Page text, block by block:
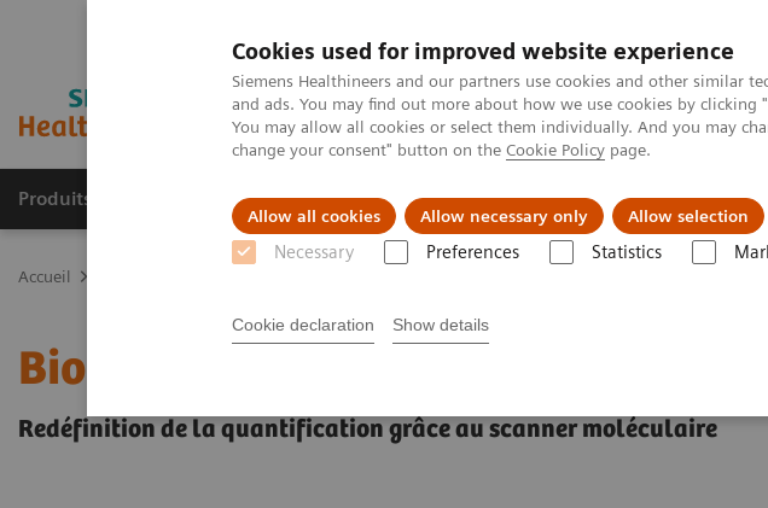
Cookies used for improved website experience
Siemens Healthineers and our partners use cookies and other similar
and ads. You may find out more about how we use cookies by
You may allow all cookies or select them individually. And you may
change your consent" button on the Cookie Policy page.
Allow all cookies Allow necessary only Allow selection
Necessary Preferences Statistics
Cookie declaration Show details
Produits & services Support & formations A propos de
Accueil
Biograph mCT
Redéfinition de la quantification grâce au scanner moléculaire